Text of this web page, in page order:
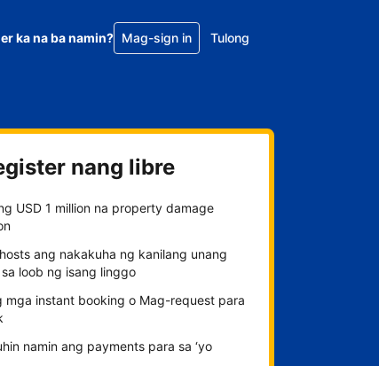
ka na ba namin? Mag-sign in Tulong
nang libre
USD 1 million na property damage
ang nakakuha ng kanilang unang
loob ng isang linggo
mga instant booking o Mag-request para
namin ang payments para sa ‘yo